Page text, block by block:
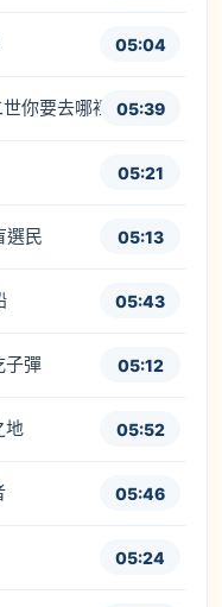
05:04
你要去哪裡？》
05:39
05:21
選民 05:13
05:43
子彈 05:12
地 05:52
05:46
05:24